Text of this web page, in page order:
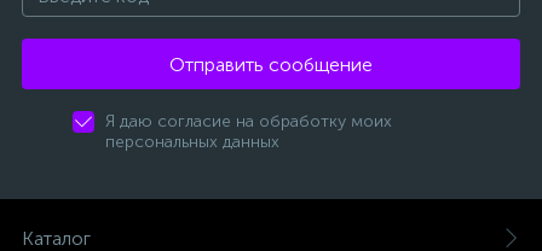
Отправить сообщение
Я даю согласие на обработку моих
персональных данных
Каталог